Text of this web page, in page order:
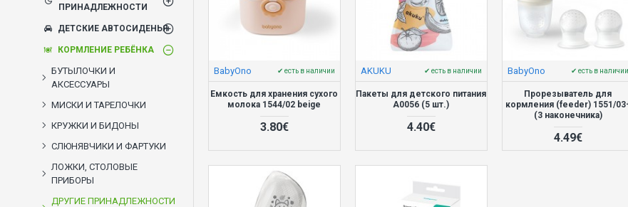
ПРИНАДЛЕЖНОСТИ
ДЕТСКИЕ АВТОСИДЕНЬЯ
КОРМЛЕНИЕ РЕБЁНКА
БУТЫЛОЧКИ И
АКСЕССУАРЫ
МИСКИ И ТАРЕЛОЧКИ
КРУЖКИ И БИДОНЫ
СЛЮНЯВЧИКИ И ФАРТУКИ
ЛОЖКИ, СТОЛОВЫЕ
ПРИБОРЫ
ДРУГИЕ ПРИНАДЛЕЖНОСТИ
BabyOno ✔ есть в наличии
Емкость для хранения сухого
молока 1544/02 beige
3.80€
AKUKU ✔ есть в наличии
Пакеты для детского питания
A0056 (5 шт.)
4.40€
BabyOno ✔ есть в наличии
Прорезыватель для
кормления (feeder) 1551/
(3 наконечника)
4.49€